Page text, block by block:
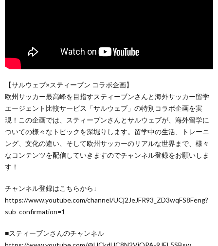
【サルウェブ×スティーブン コラボ企画】
欧州サッカー最高峰を目指すスティーブンさんと海外サッカー留学
エージェント比較サービス「サルウェブ」の特別コラボ企画を実
現！この企画では、スティーブンさんとサルウェブが、海外留学に
ついての様々なトピックを深堀りします。留学中の生活、トレーニ
ング、文化の違い、そして欧州サッカーのリアルな世界まで、様々
なコンテンツを配信していきますのでチャンネル登録をお願いしま
す！
チャンネル登録はこちらから↓
https://www.youtube.com/channel/UCj2JeJFR93_ZD3wqFS8Feng?
sub_confirmation=1
■スティーブンさんのチャンネル